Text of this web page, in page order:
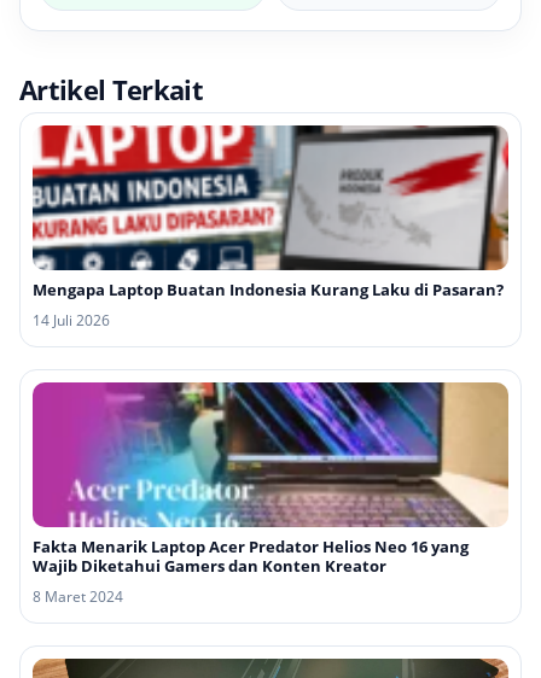
Artikel Terkait
Mengapa Laptop Buatan Indonesia Kurang Laku di Pasaran?
14 Juli 2026
Fakta Menarik Laptop Acer Predator Helios Neo 16 yang
Wajib Diketahui Gamers dan Konten Kreator
8 Maret 2024